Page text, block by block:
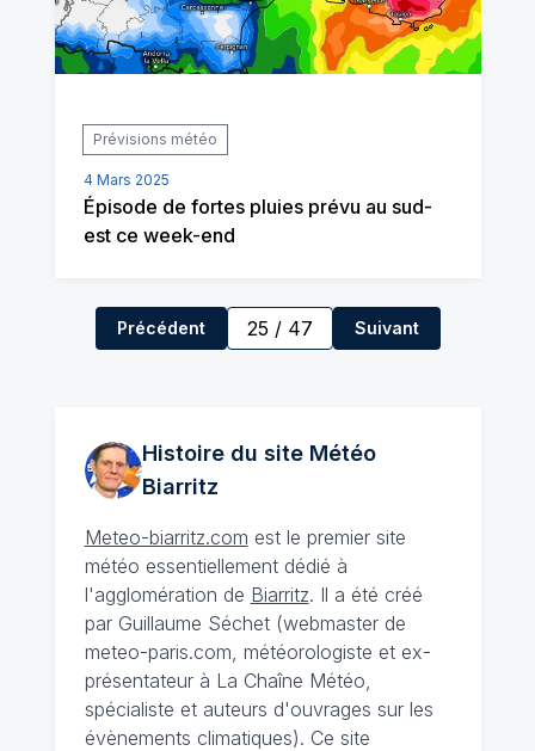
Prévisions météo
4 Mars 2025
Épisode de fortes pluies prévu au sud-
est ce week-end
Précédent 25 / 47 Suivant
Histoire du site Météo
Biarritz
Meteo-biarritz.com est le premier site
météo essentiellement dédié à
l'agglomération de Biarritz. Il a été créé
par Guillaume Séchet (webmaster de
meteo-paris.com, météorologiste et ex-
présentateur à La Chaîne Météo,
spécialiste et auteurs d'ouvrages sur les
évènements climatiques). Ce site